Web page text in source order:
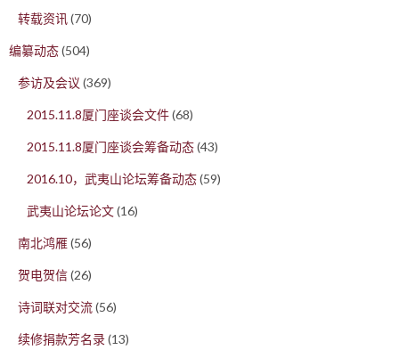
转载资讯(70)
编纂动态(504)
参访及会议 (369)
2015.11.8厦门座谈会文件(68)
2015.11.8厦门座谈会筹备动态(43)
2016.10，武夷山论坛筹备动态(59)
武夷山论坛论文(16)
南北鸿雁(56)
贺电贺信(26)
诗词联对交流(56)
续修捐款芳名录(13)